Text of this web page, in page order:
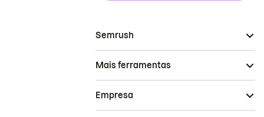
Semrush
Mais ferramentas
Empresa